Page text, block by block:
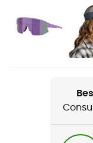
Genre
Femme
Poids
Nom du produit
Timp 5 GTX